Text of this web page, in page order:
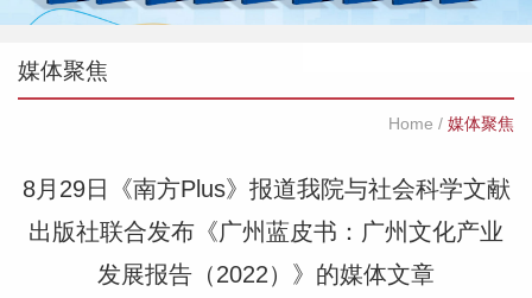
媒体聚焦
Home / 媒体聚焦
8月29日《南方Plus》报道我院与社会科学文献
出版社联合发布《广州蓝皮书：广州文化产业
发展报告（2022）》的媒体文章